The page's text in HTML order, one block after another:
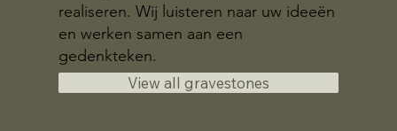
realiseren. Wij luisteren naar uw ideeën
en werken samen aan een
gedenkteken.
View all gravestones